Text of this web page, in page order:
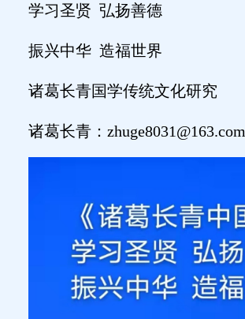
学习圣贤 弘扬善德
振兴中华 造福世界
诸葛长青国学传统文化研究
诸葛长青： zhuge8031@163.com